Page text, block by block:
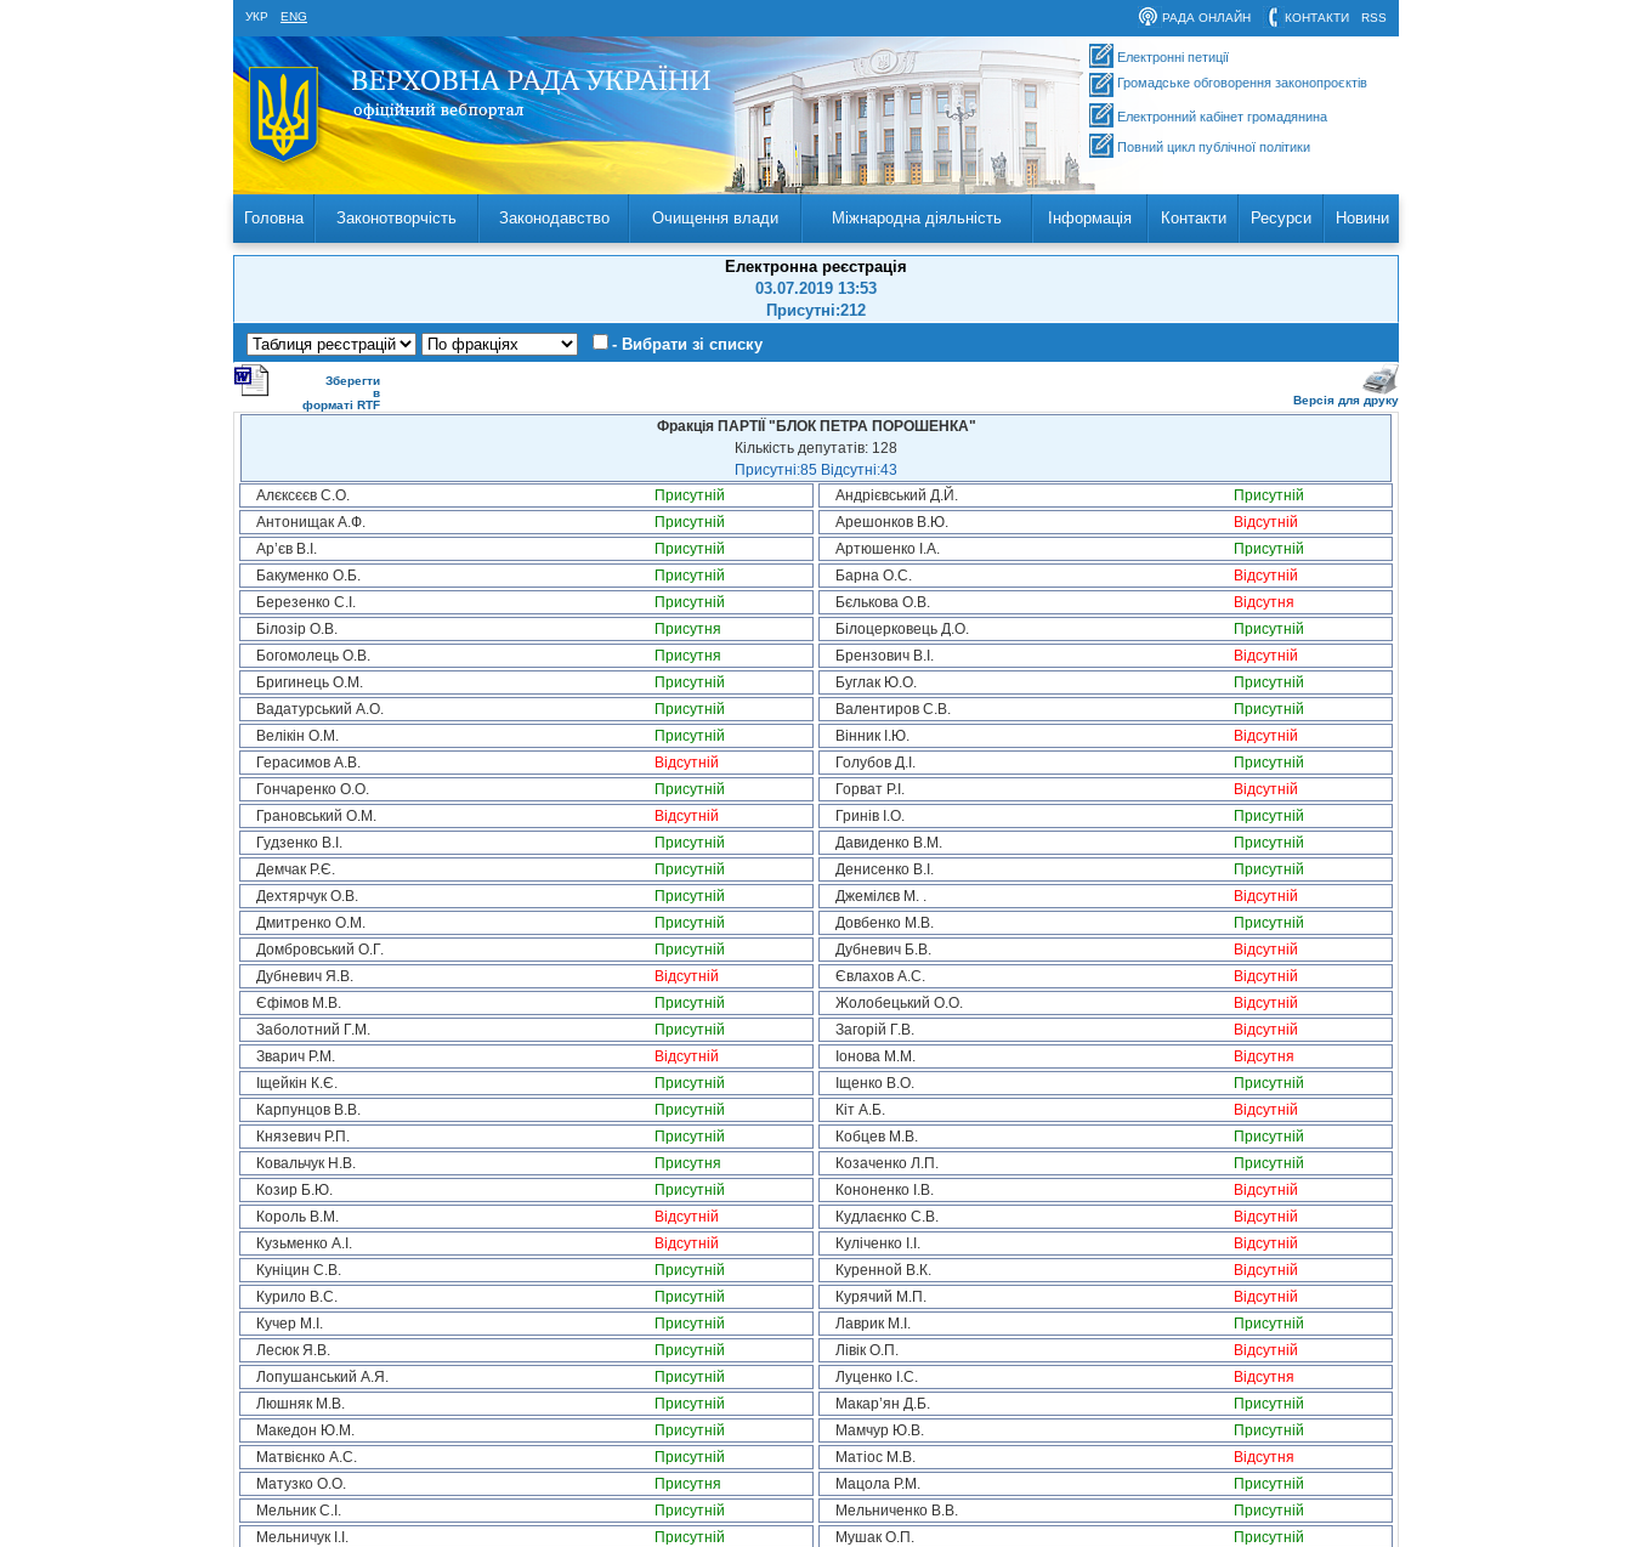
УКР ENG RSS
КОНТАКТИ
РАДА ОНЛАЙН
Електронні петиції
Громадське обговорення законопроєктів
Електронний кабінет громадянина
Повний цикл публічної політики
Головна Законотворчість Законодавство Очищення влади Міжнародна діяльність Інформація Контакти Ресурси Новини
Електронна реєстрація
03.07.2019 13:53
Присутні:212
- Вибрати зі списку
Зберегти
в
форматі RTF
Версія для друку
Фракція ПАРТІЇ "БЛОК ПЕТРА ПОРОШЕНКА"
Кількість депутатів: 128
Присутні:85 Відсутні:43
Алєксєєв С.О.
Присутній Андрієвський Д.Й.
Присутній
Антонищак А.Ф.
Присутній Арешонков В.Ю.
Відсутній
Ар’єв В.І.
Присутній Артюшенко І.А.
Присутній
Бакуменко О.Б.
Присутній Барна О.С.
Відсутній
Березенко С.І.
Присутній Бєлькова О.В.
Відсутня
Білозір О.В.
Присутня Білоцерковець Д.О.
Присутній
Богомолець О.В.
Присутня Брензович В.І.
Відсутній
Бригинець О.М.
Присутній Буглак Ю.О.
Присутній
Вадатурський А.О.
Присутній Валентиров С.В.
Присутній
Велікін О.М.
Присутній Вінник І.Ю.
Відсутній
Герасимов А.В.
Відсутній Голубов Д.І.
Присутній
Гончаренко О.О.
Присутній Горват Р.І.
Відсутній
Грановський О.М.
Відсутній Гринів І.О.
Присутній
Гудзенко В.І.
Присутній Давиденко В.М.
Присутній
Демчак Р.Є.
Присутній Денисенко В.І.
Присутній
Дехтярчук О.В.
Присутній Джемілєв М. .
Відсутній
Дмитренко О.М.
Присутній Довбенко М.В.
Присутній
Домбровський О.Г.
Присутній Дубневич Б.В.
Відсутній
Дубневич Я.В.
Відсутній Євлахов А.С.
Відсутній
Єфімов М.В.
Присутній Жолобецький О.О.
Відсутній
Заболотний Г.М.
Присутній Загорій Г.В.
Відсутній
Зварич Р.М.
Відсутній Іонова М.М.
Відсутня
Іщейкін К.Є.
Присутній Іщенко В.О.
Присутній
Карпунцов В.В.
Присутній Кіт А.Б.
Відсутній
Князевич Р.П.
Присутній Кобцев М.В.
Присутній
Ковальчук Н.В.
Присутня Козаченко Л.П.
Присутній
Козир Б.Ю.
Присутній Кононенко І.В.
Відсутній
Король В.М.
Відсутній Кудлаєнко С.В.
Відсутній
Кузьменко А.І.
Відсутній Куліченко І.І.
Відсутній
Куніцин С.В.
Присутній Куренной В.К.
Відсутній
Курило В.С.
Присутній Курячий М.П.
Відсутній
Кучер М.І.
Присутній Лаврик М.І.
Присутній
Лесюк Я.В.
Присутній Лівік О.П.
Відсутній
Лопушанський А.Я.
Присутній Луценко І.С.
Відсутня
Люшняк М.В.
Присутній Макар’ян Д.Б.
Присутній
Македон Ю.М.
Присутній Мамчур Ю.В.
Присутній
Матвієнко А.С.
Присутній Матіос М.В.
Відсутня
Матузко О.О.
Присутня Мацола Р.М.
Присутній
Мельник С.І.
Присутній Мельниченко В.В.
Присутній
Мельничук І.І.
Присутній Мушак О.П.
Присутній